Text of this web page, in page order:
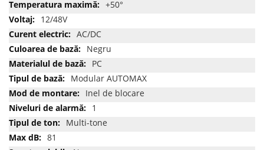
+50°
12/48V
AC/DC
Negru
PC
Modular AUTOMAX
Inel de blocare
1
Multi-tone
81